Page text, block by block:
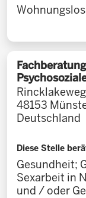
48153
Deutschland
Diese Stelle
Gesundheit;
Sexarbeit in
und / oder